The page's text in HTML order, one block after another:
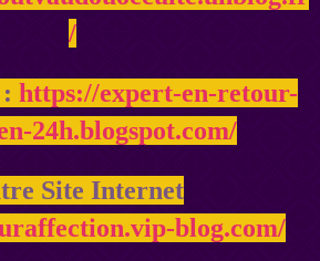
/
https://expert-en-retour-
24h.blogspot.com/
Site Internet
blog.com/